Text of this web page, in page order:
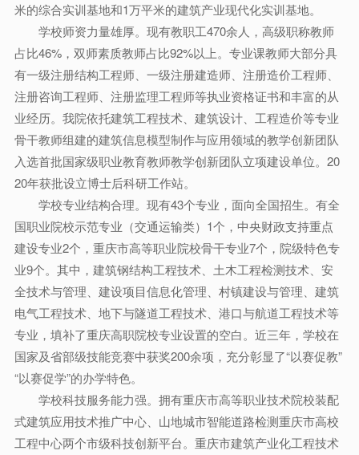
米的综合实训基地和1万平米的建筑产业现代化实训基地。
学校师资力量雄厚。现有教职工470余人，高级职称教师
占比46%，双师素质教师占比92%以上。专业课教师大部分具
有一级注册结构工程师、一级注册建造师、注册造价工程师、
注册咨询工程师、注册监理工程师等执业资格证书和丰富的从
业经历。我院依托建筑工程技术、建筑设计、工程造价等专业
骨干教师组建的建筑信息模型制作与应用领域的教学创新团队
入选首批国家级职业教育教师教学创新团队立项建设单位。20
20年获批设立博士后科研工作站。
学校专业结构合理。现有43个专业，面向全国招生。有全
国职业院校示范专业（交通运输类）1个，中央财政支持重点
建设专业2个，重庆市高等职业院校骨干专业7个，院级特色专
业9个。其中，建筑钢结构工程技术、土木工程检测技术、安
全技术与管理、建设项目信息化管理、村镇建设与管理、建筑
电气工程技术、地下与隧道工程技术、港口与航道工程技术等
专业，填补了重庆高职院校专业设置的空白。近三年，学校在
国家及省部级技能竞赛中获奖200余项，充分彰显了“以赛促教”
“以赛促学”的办学特色。
学校科技服务能力强。拥有重庆市高等职业技术院校装配
式建筑应用技术推广中心、山地城市智能道路检测重庆市高校
工程中心两个市级科技创新平台。重庆市建筑产业化工程技术